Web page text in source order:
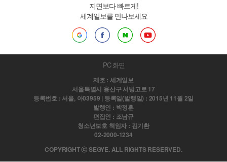
지면보다 빠르게!
세계일보를 만나보세요
PC 화면
제호 : 세계일보
서울특별시 용산구 서빙고로 17
등록번호 : 서울, 아03959 | 등록일(발행일) : 2015년 11월 2일
발행인 : 박정훈
편집인 : 조남규
청소년보호 책임자 : 김기환
02-2000-1234
COPYRIGHT ⓒ SEGYE. ALL RIGHTS RESERVED.